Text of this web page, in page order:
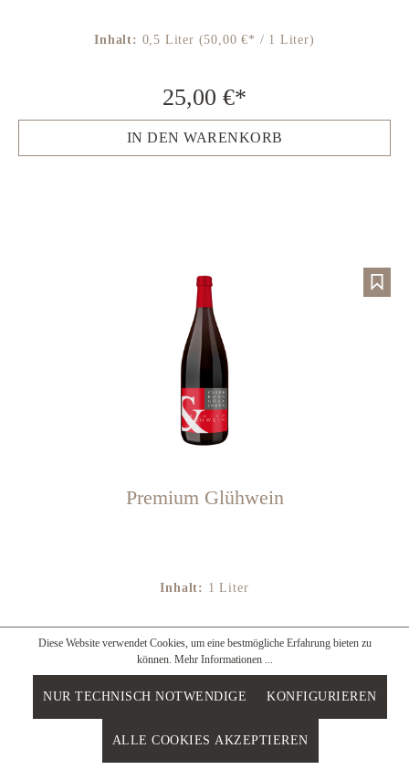
Inhalt: 0,5 Liter (50,00 €* / 1 Liter)
25,00 €*
IN DEN WARENKORB
Premium Glühwein
Inhalt: 1 Liter
4,60 €*
Diese Website verwendet Cookies, um eine bestmögliche Erfahrung bieten zu
können. Mehr Informationen ...
NUR TECHNISCH NOTWENDIGE KONFIGURIEREN
ALLE COOKIES AKZEPTIEREN